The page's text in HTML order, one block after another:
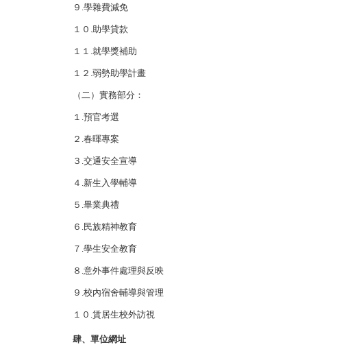
９.學雜費減免
１０.助學貸款
１１.就學獎補助
１２.弱勢助學計畫
（二）實務部分：
１.預官考選
２.春暉專案
３.交通安全宣導
４.新生入學輔導
５.畢業典禮
６.民族精神教育
７.學生安全教育
８.意外事件處理與反映
９.校內宿舍輔導與管理
１０.賃居生校外訪視
肆、單位網址